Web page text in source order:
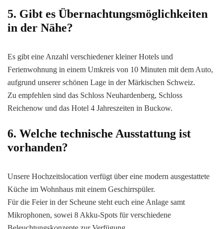
5. Gibt es Übernachtungsmöglichkeiten
in der Nähe?
Es gibt eine Anzahl verschiedener kleiner Hotels und
Ferienwohnung in einem Umkreis von 10 Minuten mit dem Auto,
aufgrund unserer schönen Lage in der Märkischen Schweiz.
Zu empfehlen sind das Schloss Neuhardenberg, Schloss
Reichenow und das Hotel 4 Jahreszeiten in Buckow.
6. Welche technische Ausstattung ist
vorhanden?
Unsere Hochzeitslocation verfügt über eine modern ausgestattete
Küche im Wohnhaus mit einem Geschirrspüler.
Für die Feier in der Scheune steht euch eine Anlage samt
Mikrophonen, sowei 8 Akku-Spots für verschiedene